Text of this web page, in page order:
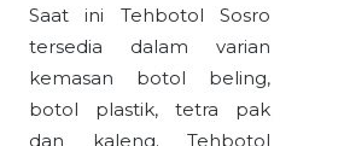
Saat ini Tehbotol Sosro
tersedia dalam varian
kemasan botol beling,
botol plastik, tetra pak
dan kaleng. Tehbotol